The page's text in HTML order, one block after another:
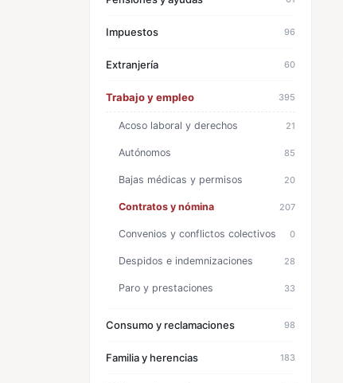
Impuestos 96
Extranjería 60
Trabajo y empleo 395
Acoso laboral y derechos 21
Autónomos 85
Bajas médicas y permisos 20
Contratos y nómina 207
Convenios y conflictos colectivos 0
Despidos e indemnizaciones 28
Paro y prestaciones 33
Consumo y reclamaciones 98
Familia y herencias 183